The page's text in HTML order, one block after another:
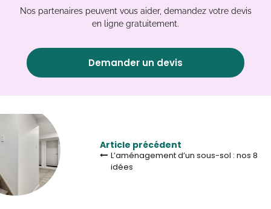
Nos partenaires peuvent vous aider, demandez votre devis
en ligne gratuitement.
Demander un devis
Article précédent
L’aménagement d’un sous-sol : nos 8
idées